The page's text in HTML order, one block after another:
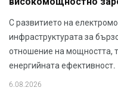
С развитието на
инфраструктурата за
отношение на мощността,
енергийната ефективност.
6.08.2026